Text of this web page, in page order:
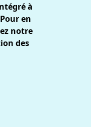
à
en
notre
des